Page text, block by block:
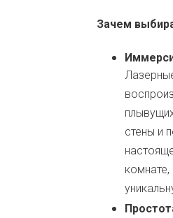
Зачем
стены и